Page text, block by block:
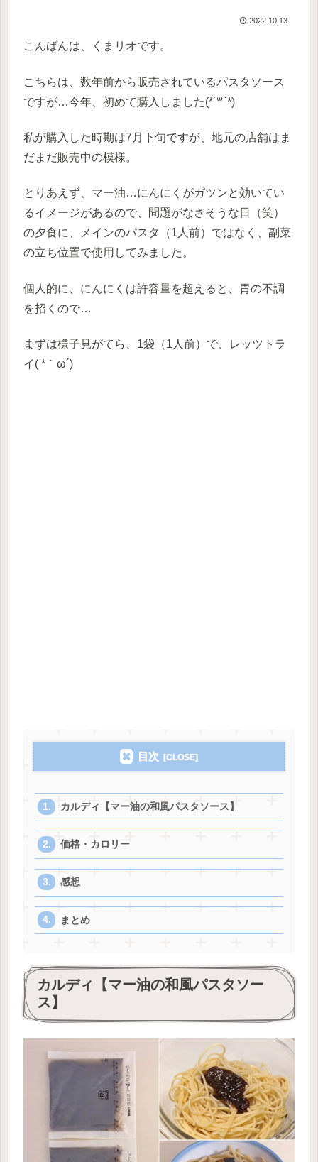
2022.10.13
こんばんは、くまリオです。
こちらは、数年前から販売されているパスタソース
ですが…今年、初めて購入しました(*´꒳`*)
私が購入した時期は7月下旬ですが、地元の店舗はま
だまだ販売中の模様。
とりあえず、マー油…にんにくがガツンと効いてい
るイメージがあるので、問題がなさそうな日（笑）
の夕食に、メインのパスタ（1人前）ではなく、副菜
の立ち位置で使用してみました。
個人的に、にんにくは許容量を超えると、胃の不調
を招くので…
まずは様子見がてら、1袋（1人前）で、レッツトラ
イ( *｀ω´)
目次
カルディ【マー油の和風パスタソース】
価格・カロリー
感想
まとめ
カルディ【マー油の和風パスタソー
ス】